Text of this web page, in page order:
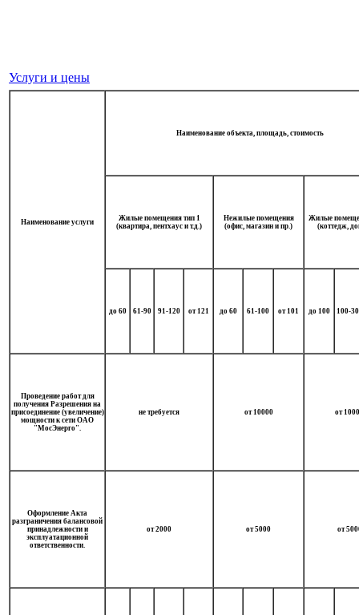
Услуги и цены
Наименование услуги
Наименование объекта, площадь, стоимость
Жилые помещения тип 1
(квартира, пентхаус и т.д.)
Нежилые помещения
(офис, магазин и пр.)
Жилые
(коттедж,
до 60 61-90 91-120 от 121 до 60 61-100 от 101 до 100 100-
Проведение работ для
получения Разрешения на
присоединение (увеличение)
мощности к сети ОАО
"МосЭнерго".
не требуется от 10000 от
Оформление Акта
разграничения балансовой
принадлежности и
эксплуатационной
ответственности.
от 2000 от 5000 от